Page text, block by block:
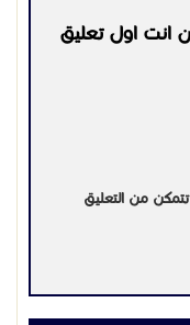
انت اول تعليق
من التعليق